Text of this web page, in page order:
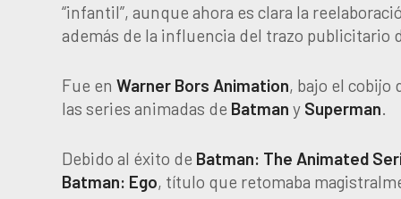
“infantil”, aunque ahora es clara la
además de la influencia del trazo publicitario
Fue en Warner Bors Animation, bajo el cobijo
las series animadas de Batman y Superman.
Debido al éxito de Batman: The Animated
Batman: Ego, título que retomaba